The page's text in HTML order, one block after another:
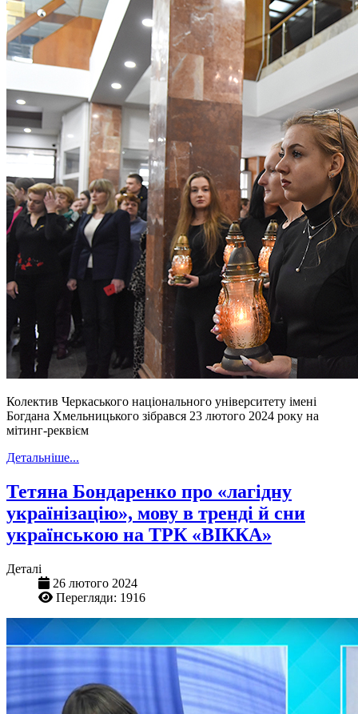
Колектив Черкаського національного університету імені
Богдана Хмельницького зібрався 23 лютого 2024 року на
мітинг-реквієм
Детальніше...
Тетяна Бондаренко про «лагідну
українізацію», мову в тренді й сни
українською на ТРК «ВІККА»
Деталі
26 лютого 2024
Перегляди: 1916